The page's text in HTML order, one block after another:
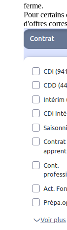
ferme.
Pour certains
d'offres